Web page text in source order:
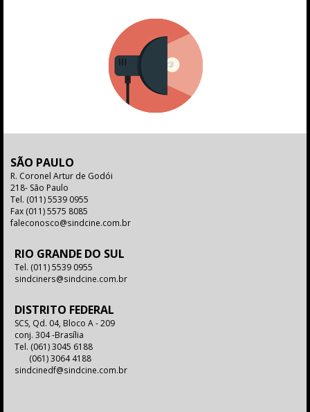
SÃO PAULO
R. Coronel Artur de Godói
218- São Paulo
Tel. (011) 5539 0955
Fax (011) 5575 8085
faleconosco@sindcine.com.br
RIO GRANDE DO SUL
Tel. (011) 5539 0955
sindciners@sindcine.com.br
DISTRITO FEDERAL
SCS, Qd. 04, Bloco A - 209
conj. 304 -Brasília
Tel. (061) 3045 6188
(061) 3064 4188
sindcinedf@sindcine.com.br